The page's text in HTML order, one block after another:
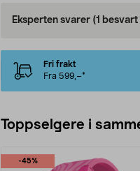
Eksperten svarer (1
Fri frakt
Fra 599,–*
Toppselgere i
-45%